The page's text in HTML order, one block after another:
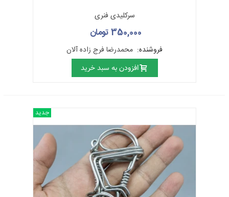
دواتگری به تهیه زیرساخت برای انجام هنرهای دیگر بر روی فلز (حکاکی،
فراموش نکنیم که تا حدود نیم‌قرن پیش و شاید هم کمتر، سرویس‌های
مسی، بخشی از جهیزیه‌ی دختر خانم‌های ایرانی را تشکیل می‌داد و امروزه
امروزه هم از ارزش و اعتبار زیادی برخوردار است چرا که هنرمند
فلزکار در صورتی قادر به ارائه‌ی هنر خود بر روی زیرساخت است که آن
زیرساخت توسط دواتگری خبره و ممتاز آماده شده باشد.
سرکلیدی فنری
350,000 تومان
فروشنده: محمدرضا فرج زاده آلان
افزودن به سبد خرید
جدید